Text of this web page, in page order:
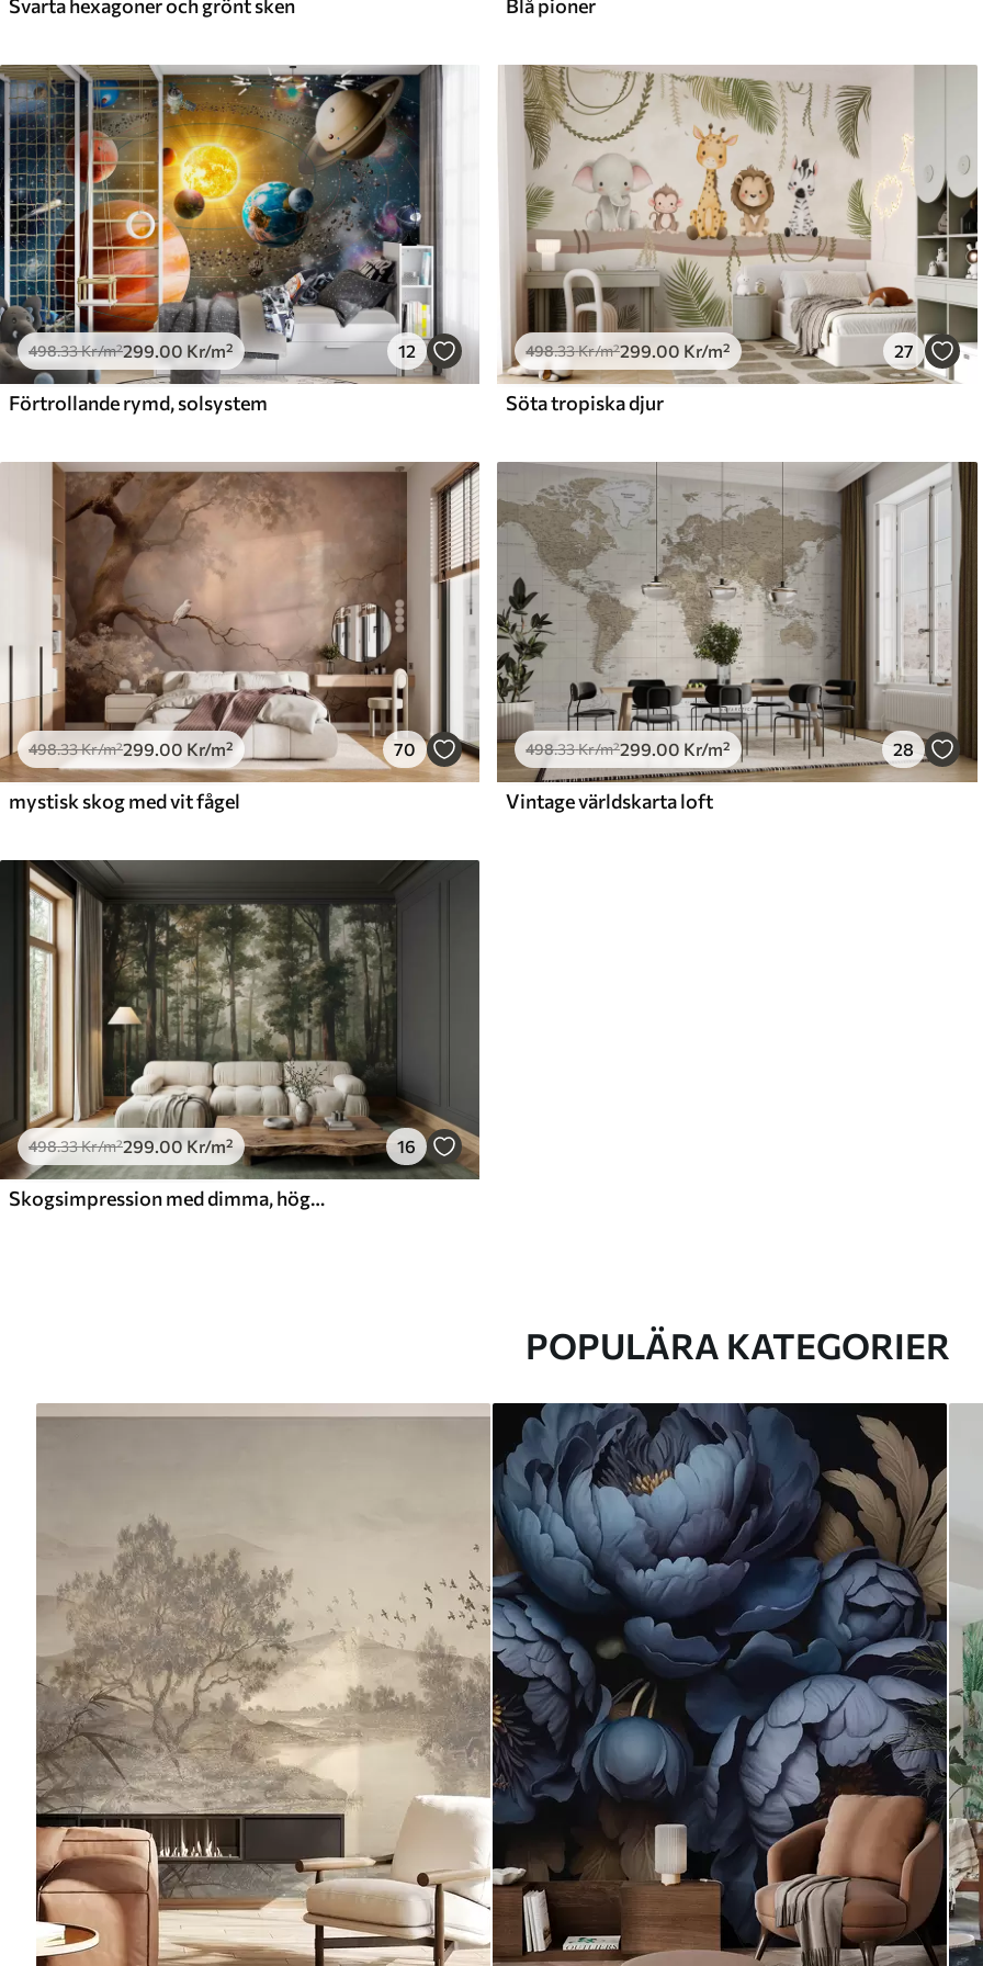
Svarta hexagoner och grönt sken Blå pioner
498.33Kr/m²299.00 Kr/m² 12
Förtrollande rymd, solsystem
498.33Kr/m²299.00 Kr/m² 27
Söta tropiska djur
498.33Kr/m²299 .00 Kr/m² 70
mystisk skog med vit fågel
498.33Kr/m²299 .00 Kr/m² 28
Vintage världskarta loft
498.33Kr/m²299.00Kr/m² 16
Skogsimpression med dimma, höga träd och en stig
POPULÄRA KATEGORIER